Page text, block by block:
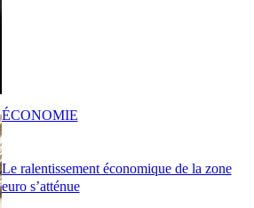
Le ralentissement économique de la zone
euro s’atténue
ÉCONOMIE